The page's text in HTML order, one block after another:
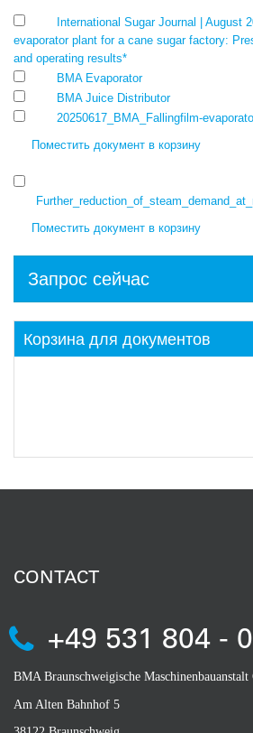
International Sugar Journal | August
evaporator plant for a cane sugar factory:
and operating results*
BMA Evaporator
BMA Juice Distributor
20250617_BMA_Fallingfilm-
Поместить документ в корзину
Поместить документ в корзину
Запрос сейчас
Корзина для документов
CONTACT
+49 531 804 - 0
BMA Braunschweigische Maschinenbauanstalt
Am Alten Bahnhof 5